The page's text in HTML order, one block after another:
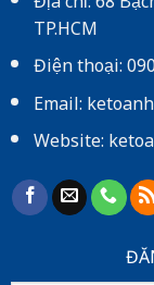
TP.HCM
Điện thoại:
Email:
Website: